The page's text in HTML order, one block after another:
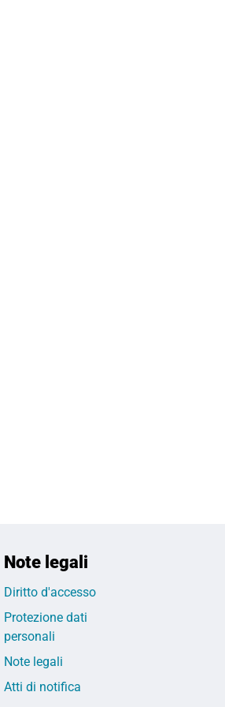
Note legali
Diritto d'accesso
Protezione dati
personali
Note legali
Atti di notifica